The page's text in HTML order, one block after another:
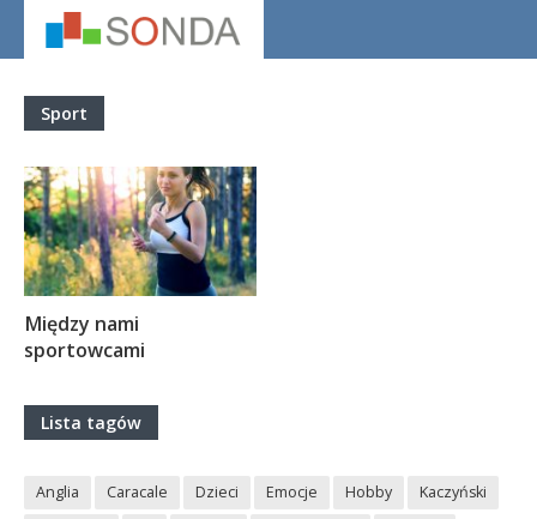
Sport
Między nami
sportowcami
Lista tagów
Anglia Caracale Dzieci Emocje Hobby
Kaczyński